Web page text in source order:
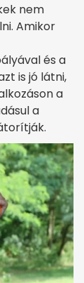
nem
Amikor
és a
is jó látni,
a
a